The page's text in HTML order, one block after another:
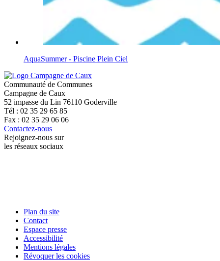
AquaSummer - Piscine Plein Ciel
Communauté de Communes
Campagne de Caux
52 impasse du Lin 76110 Goderville
Tél : 02 35 29 65 85
Fax : 02 35 29 06 06
Contactez-nous
Rejoignez-nous sur
les réseaux sociaux
Plan du site
Contact
Espace presse
Accessibilité
Mentions légales
Révoquer les cookies